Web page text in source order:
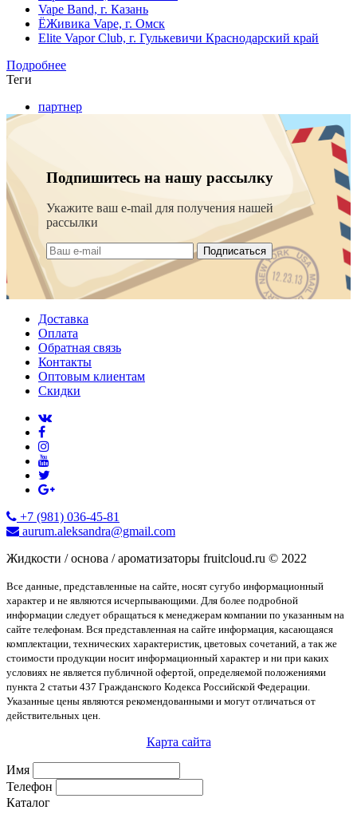
Vape Band, г. Казань
ЁЖивика Vape, г. Омск
Elite Vapor Club, г. Гулькевичи Краснодарский край
Подробнее
Теги
партнер
Подпишитесь на нашу рассылку
Укажите ваш e-mail для получения нашей
рассылки
Подписаться
Доставка
Оплата
Обратная связь
Контакты
Оптовым клиентам
Скидки
+7 (981) 036-45-81
aurum.aleksandra@gmail.com
Жидкости / основа / ароматизаторы fruitcloud.ru © 2022
Все данные, представленные на сайте, носят сугубо информационный
характер и не являются исчерпывающими. Для более подробной
информации следует обращаться к менеджерам компании по указанным на
сайте телефонам. Вся представленная на сайте информация, касающаяся
комплектации, технических характеристик, цветовых сочетаний, а так же
стоимости продукции носит информационный характер и ни при каких
условиях не является публичной офертой, определяемой положениями
пункта 2 статьи 437 Гражданского Кодекса Российской Федерации.
Указанные цены являются рекомендованными и могут отличаться от
действительных цен.
Карта сайта
Имя
Телефон
Каталог